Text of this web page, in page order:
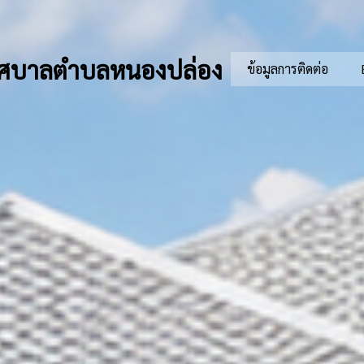
บาลตำบลหนองปล่อง ข้อมูลการติดต่อ